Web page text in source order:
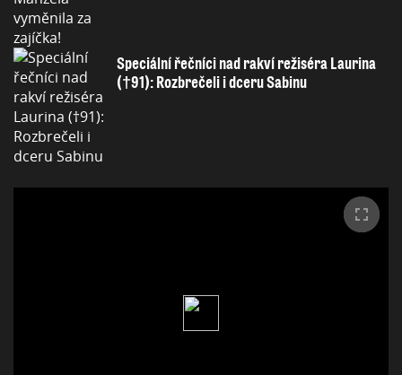
Speciální řečníci nad rakví režiséra Laurina
(†91): Rozbrečeli i dceru Sabinu